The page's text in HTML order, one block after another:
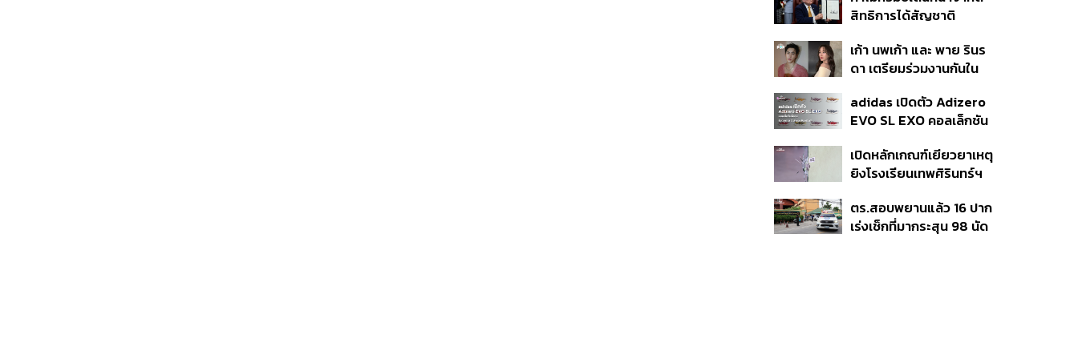
สิทธิการได้สัญชาติ
แม้ศาลสูงสุดเคยตัดสิน
คัดค้าน
เก้า นพเก้า และ พาย รินร
ดา เตรียมร่วมงานกันใน
Taste In Time’
adidas เปิดตัว Adizero
EVO SL EXO คอลเล็กชัน
Football
เปิดหลักเกณฑ์เยียวยาเหตุ
ยิงโรงเรียนเทพศิรินทร์ฯ
เจ็บสูงสุด 1 แสน เยียวยา
จิตใจ 5 ระดับ
ตร.สอบพยานแล้ว 16 ปาก
เร่งเช็กที่มากระสุน 98 นัด